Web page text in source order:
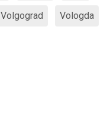
Volgograd Vologda